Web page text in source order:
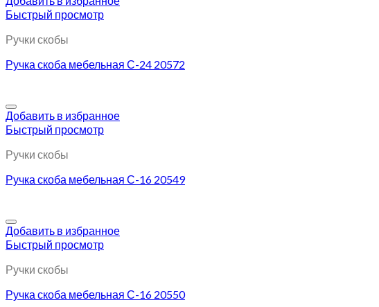
Быстрый просмотр
Ручки скобы
Ручка скоба мебельная С-24 20572
Добавить в избранное
Быстрый просмотр
Ручки скобы
Ручка скоба мебельная С-16 20549
Добавить в избранное
Быстрый просмотр
Ручки скобы
Ручка скоба мебельная С-16 20550